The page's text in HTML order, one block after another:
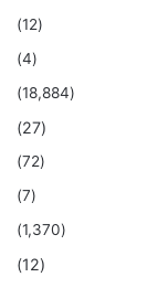
(12)
(4)
(18,884)
(27)
(72)
(7)
(1,370)
(12)